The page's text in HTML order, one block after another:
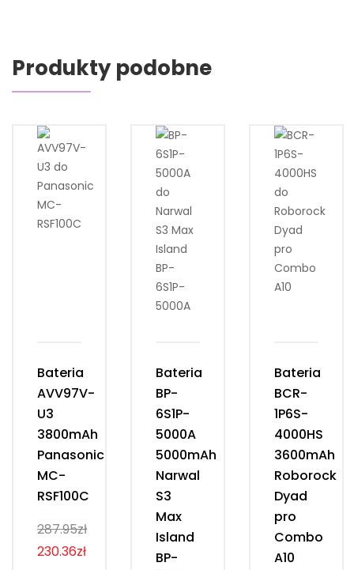
Produkty podobne
Bateria
AVV97V-
U3
3800mAh
Panasonic
MC-
RSF100C
287.95zł
230.36zł
Bateria
BP-
6S1P-
5000A
5000mAh
Narwal
S3
Max
Island
BP-
Bateria
BCR-
1P6S-
4000HS
3600mAh
Roborock
Dyad
pro
Combo
A10